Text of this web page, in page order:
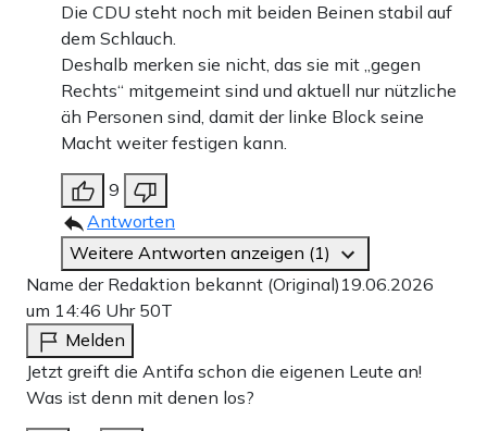
Die CDU steht noch mit beiden Beinen stabil auf
dem Schlauch.
Deshalb merken sie nicht, das sie mit „gegen
Rechts“ mitgemeint sind und aktuell nur nützliche
äh Personen sind, damit der linke Block seine
Macht weiter festigen kann.
9
Antworten
Weitere Antworten anzeigen (1)
Name der Redaktion bekannt (Original) 19.06.2026
um 14:46 Uhr 50T
Melden
Jetzt greift die Antifa schon die eigenen Leute an!
Was ist denn mit denen los?